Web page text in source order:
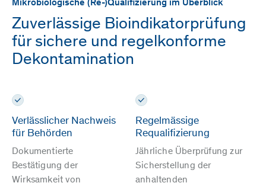
Mikrobiologische (Re-)Qualifizierung im Überblick
Zuverlässige Bioindikatorprüfung
für sichere und regelkonforme
Dekontamination
Verlässlicher Nachweis
für Behörden
Dokumentierte
Bestätigung der
Wirksamkeit von
Regelmässige
Requalifizierung
Jährliche Überprüfung zur
Sicherstellung der
anhaltenden